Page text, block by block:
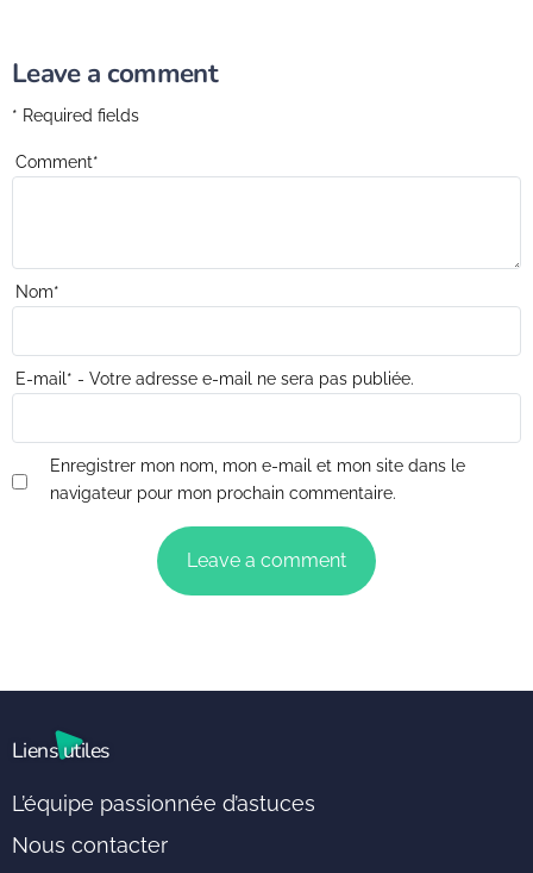
Leave a comment
* Required fields
Comment*
Nom*
E-mail * - Votre adresse e-mail ne sera pas publiée.
Enregistrer mon nom, mon e-mail et mon site dans le
navigateur pour mon prochain commentaire.
Liens utiles
L’équipe passionnée d’astuces
Nous contacter